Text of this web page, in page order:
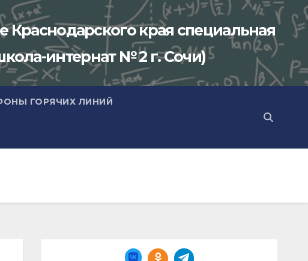
Краснодарского края специальная
интернат № 2 г. Сочи)
ГОРЯЧИХ ЛИНИЙ